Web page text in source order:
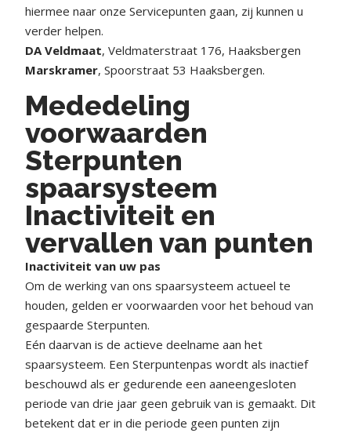
hiermee naar onze Servicepunten gaan, zij kunnen u
verder helpen.
DA Veldmaat, Veldmaterstraat 176, Haaksbergen
Marskramer, Spoorstraat 53 Haaksbergen.
Mededeling
voorwaarden
Sterpunten
spaarsysteem
Inactiviteit en
vervallen van punten
Inactiviteit van uw pas
Om de werking van ons spaarsysteem actueel te
houden, gelden er voorwaarden voor het behoud van
gespaarde Sterpunten.
Eén daarvan is de actieve deelname aan het
spaarsysteem. Een Sterpuntenpas wordt als inactief
beschouwd als er gedurende een aaneengesloten
periode van drie jaar geen gebruik van is gemaakt. Dit
betekent dat er in die periode geen punten zijn